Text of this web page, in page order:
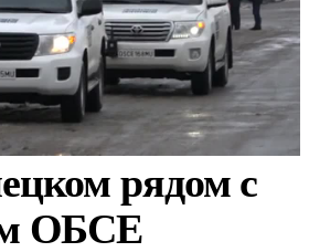
рядом с
ОБСЕ